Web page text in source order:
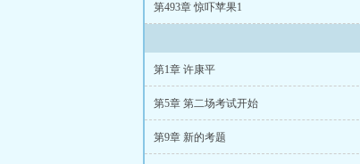
第493章 惊吓苹果1
第1章 许康平
第5章 第二场考试开始
第9章 新的考题